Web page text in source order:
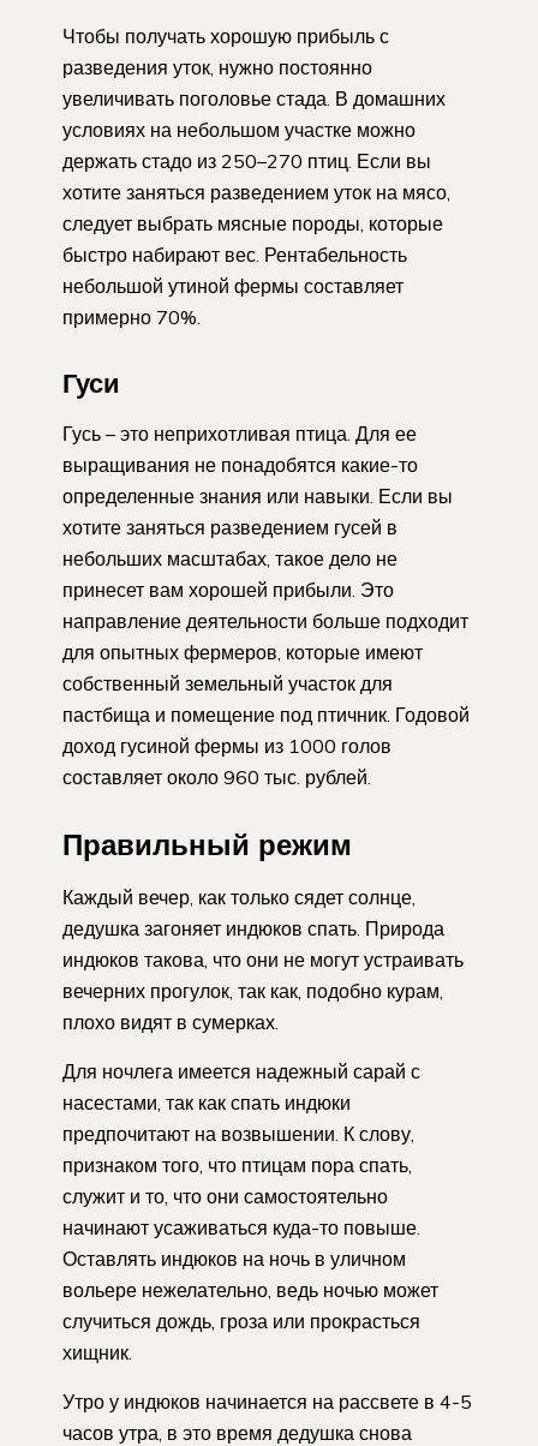
Чтобы получать хорошую прибыль с
разведения уток, нужно постоянно
увеличивать поголовье стада. В домашних
условиях на небольшом участке можно
держать стадо из 250–270 птиц. Если вы
хотите заняться разведением уток на мясо,
следует выбрать мясные породы, которые
быстро набирают вес. Рентабельность
небольшой утиной фермы составляет
примерно 70%.
Гуси
Гусь – это неприхотливая птица. Для ее
выращивания не понадобятся какие-то
определенные знания или навыки. Если вы
хотите заняться разведением гусей в
небольших масштабах, такое дело не
принесет вам хорошей прибыли. Это
направление деятельности больше подходит
для опытных фермеров, которые имеют
собственный земельный участок для
пастбища и помещение под птичник. Годовой
доход гусиной фермы из 1000 голов
составляет около 960 тыс. рублей.
Правильный режим
Каждый вечер, как только сядет солнце,
дедушка загоняет индюков спать. Природа
индюков такова, что они не могут устраивать
вечерних прогулок, так как, подобно курам,
плохо видят в сумерках.
Для ночлега имеется надежный сарай с
насестами, так как спать индюки
предпочитают на возвышении. К слову,
признаком того, что птицам пора спать,
служит и то, что они самостоятельно
начинают усаживаться куда-то повыше.
Оставлять индюков на ночь в уличном
вольере нежелательно, ведь ночью может
случиться дождь, гроза или прокрасться
хищник.
Утро у индюков начинается на рассвете в 4-5
часов утра, в это время дедушка снова